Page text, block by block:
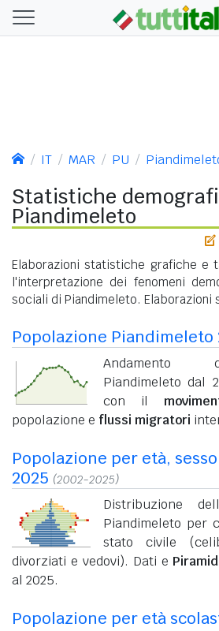
IT MAR PU
Statistiche
Piandimeleto
Elaborazioni statistiche grafiche e
l'interpretazione dei fenomeni
sociali di Piandimeleto. Elaborazioni
Popolazione Piandimeleto
Andamento
Piandimeleto dal
con il
popolazione e flussi migratori
Popolazione per età,
2025 (2002-2025)
Distribuzione
Piandimeleto per
stato civile
divorziati e vedovi). Dati e
al 2025.
Popolazione per età